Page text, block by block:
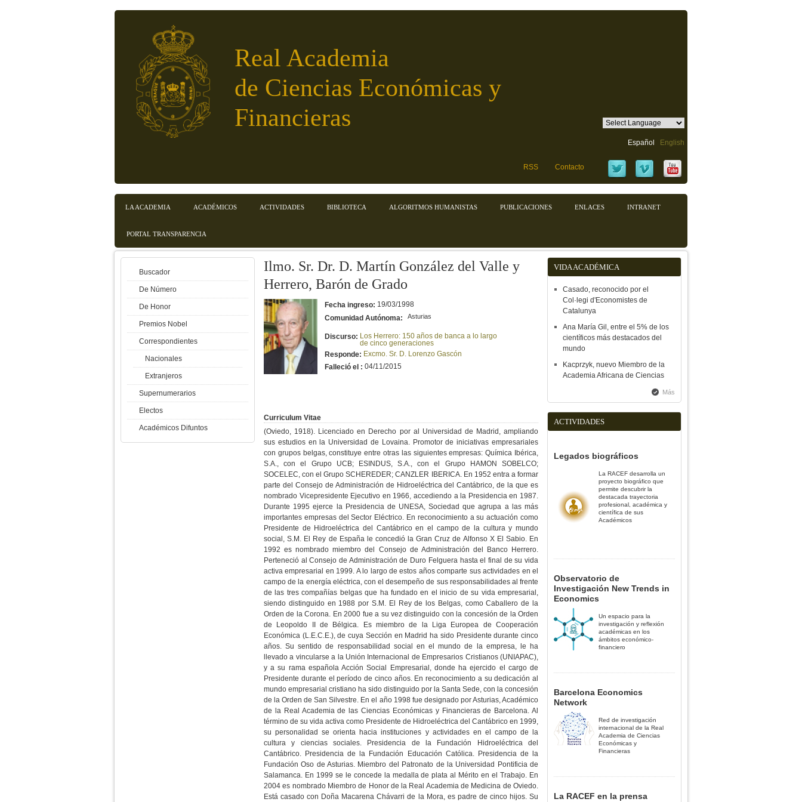
Real Academia
de Ciencias Económicas y
Financieras
Español English
RSS Contacto
Menú principal
LA ACADEMIA ACADÉMICOS ACTIVIDADES BIBLIOTECA ALGORITMOS HUMANISTAS PUBLICACIONES ENLACES INTRANET
PORTAL TRANSPARENCIA
Ilmo. Sr. Dr. D. Martín González del Valle y
Herrero, Barón de Grado
Fecha ingreso: 19/03/1998
Comunidad Autónoma:
Asturias
Discurso: Los Herrero: 150 años de banca a lo largo
de cinco generaciones
Responde: Excmo. Sr. D. Lorenzo Gascón
Falleció el : 04/11/2015
Curriculum Vitae
(Oviedo, 1918). Licenciado en Derecho por al Universidad de Madrid, ampliando
sus estudios en la Universidad de Lovaina. Promotor de iniciativas empresariales
con grupos belgas, constituye entre otras las siguientes empresas: Química Ibérica,
S.A., con el Grupo UCB; ESINDUS, S.A., con el Grupo HAMON SOBELCO;
SOCELEC, con el Grupo SCHEREDER; CANZLER IBERICA. En 1952 entra a formar
parte del Consejo de Administración de Hidroeléctrica del Cantábrico, de la que es
nombrado Vicepresidente Ejecutivo en 1966, accediendo a la Presidencia en 1987.
Durante 1995 ejerce la Presidencia de UNESA, Sociedad que agrupa a las más
importantes empresas del Sector Eléctrico. En reconocimiento a su actuación como
Presidente de Hidroeléctrica del Cantábrico en el campo de la cultura y mundo
social, S.M. El Rey de España le concedió la Gran Cruz de Alfonso X El Sabio. En
1992 es nombrado miembro del Consejo de Administración del Banco Herrero.
Perteneció al Consejo de Administración de Duro Felguera hasta el final de su vida
activa empresarial en 1999. A lo largo de estos años comparte sus actividades en el
campo de la energía eléctrica, con el desempeño de sus responsabilidades al frente
de las tres compañías belgas que ha fundado en el inicio de su vida empresarial,
siendo distinguido en 1988 por S.M. El Rey de los Belgas, como Caballero de la
Orden de la Corona. En 2000 fue a su vez distinguido con la concesión de la Orden
de Leopoldo II de Bélgica. Es miembro de la Liga Europea de Cooperación
Económica (L.E.C.E.), de cuya Sección en Madrid ha sido Presidente durante cinco
años. Su sentido de responsabilidad social en el mundo de la empresa, le ha
llevado a vincularse a la Unión Internacional de Empresarios Cristianos (UNIAPAC),
y a su rama española Acción Social Empresarial, donde ha ejercido el cargo de
Presidente durante el período de cinco años. En reconocimiento a su dedicación al
mundo empresarial cristiano ha sido distinguido por la Santa Sede, con la concesión
de la Orden de San Silvestre. En el año 1998 fue designado por Asturias, Académico
de la Real Academia de las Ciencias Económicas y Financieras de Barcelona. Al
término de su vida activa como Presidente de Hidroeléctrica del Cantábrico en 1999,
su personalidad se orienta hacia instituciones y actividades en el campo de la
cultura y ciencias sociales. Presidencia de la Fundación Hidroeléctrica del
Cantábrico. Presidencia de la Fundación Educación Católica. Presidencia de la
Fundación Oso de Asturias. Miembro del Patronato de la Universidad Pontificia de
Salamanca. En 1999 se le concede la medalla de plata al Mérito en el Trabajo. En
2004 es nombrado Miembro de Honor de la Real Academia de Medicina de Oviedo.
Está casado con Doña Macarena Chávarri de la Mora, es padre de cinco hijos. Su
Buscador
De Número
De Honor
Premios Nobel
Correspondientes
Nacionales
Extranjeros
Supernumerarios
Electos
Académicos Difuntos
VIDA ACADÉMICA
Casado, reconocido por el
Col·legi d'Economistes de
Catalunya
Ana María Gil, entre el 5% de los
científicos más destacados del
mundo
Kacprzyk, nuevo Miembro de la
Academia Africana de Ciencias
Más
ACTIVIDADES
Legados biográficos
La RACEF desarrolla un
proyecto biográfico que
permite descubrir la
destacada trayectoria
profesional, académica y
científica de sus
Académicos
Observatorio de
Investigación New Trends in
Economics
Un espacio para la
investigación y reflexión
académicas en los
ámbitos económico-
financiero
Barcelona Economics
Network
Red de investigación
internacional de la Real
Academia de Ciencias
Económicas y
Financieras
La RACEF en la prensa